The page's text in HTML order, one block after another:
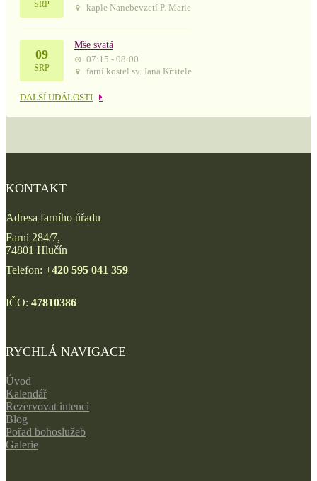
SRP
kaple Nanebevzetí P. Marie
09
SRP
Mše svatá
07:15 - 08:00
farní kostel sv. Jana Křtitele
DALŠÍ UDÁLOSTI
KONTAKT
Adresa farního úřadu
Farní 284/7,
74801 Hlučín
Telefon: +420 595 041 359
IČO: 47810386
RYCHLÁ NAVIGACE
Úvod
Kalendář
Rezervovat intenci
Blog
Pořad bohoslužeb
Galerie